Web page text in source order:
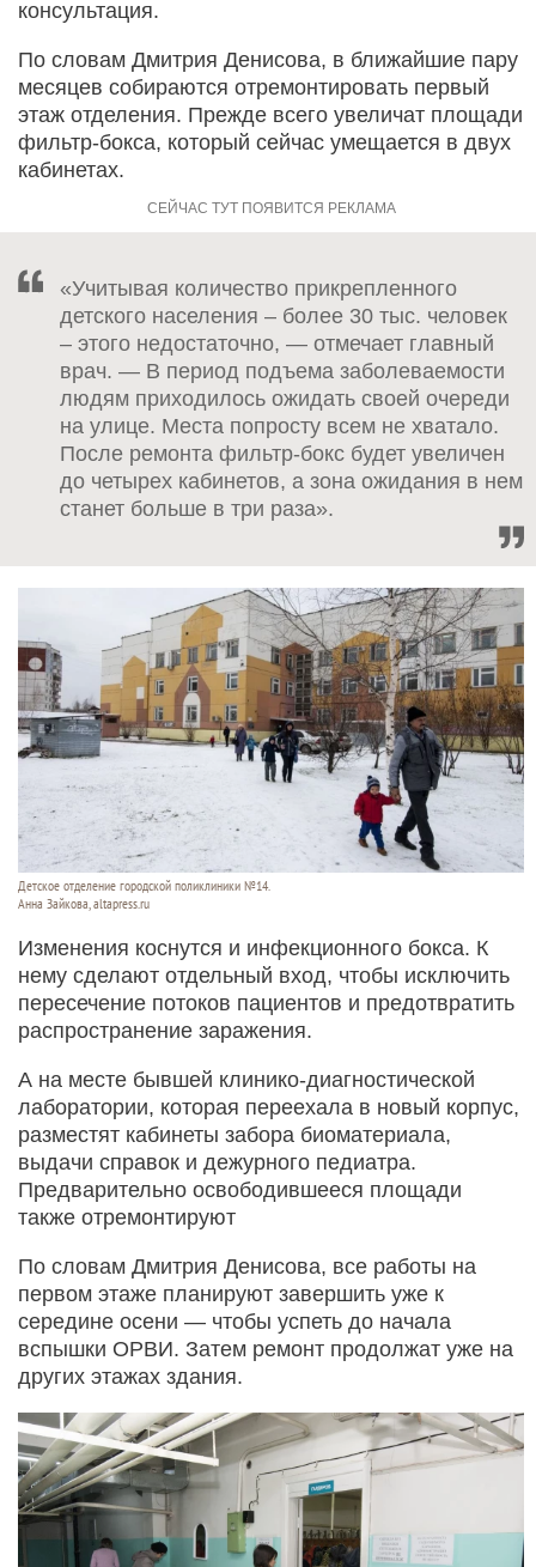
консультация.
По словам Дмитрия Денисова, в ближайшие пару
месяцев собираются отремонтировать первый
этаж отделения. Прежде всего увеличат площади
фильтр-бокса, который сейчас умещается в двух
кабинетах.
«Учитывая количество прикрепленного
детского населения – более 30 тыс. человек
– этого недостаточно, — отмечает главный
врач. — В период подъема заболеваемости
людям приходилось ожидать своей очереди
на улице. Места попросту всем не хватало.
После ремонта фильтр-бокс будет увеличен
до четырех кабинетов, а зона ожидания в нем
станет больше в три раза».
Детское отделение городской поликлиники №14.
Анна Зайкова, altapress.ru
Изменения коснутся и инфекционного бокса. К
нему сделают отдельный вход, чтобы исключить
пересечение потоков пациентов и предотвратить
распространение заражения.
А на месте бывшей клинико-диагностической
лаборатории, которая переехала в новый корпус,
разместят кабинеты забора биоматериала,
выдачи справок и дежурного педиатра.
Предварительно освободившееся площади
также отремонтируют
По словам Дмитрия Денисова, все работы на
первом этаже планируют завершить уже к
середине осени — чтобы успеть до начала
вспышки ОРВИ. Затем ремонт продолжат уже на
других этажах здания.